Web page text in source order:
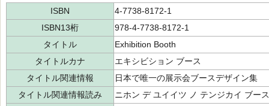
ISBN
4-7738-8172-1
ISBN13桁
978-4-7738-8172-1
タイトル
Exhibition Booth
タイトルカナ
エキシビション ブース
タイトル関連情報
日本で唯一の展示会ブースデザイン集
タイトル関連情報読み
ニホン デ ユイイツ ノ テンジカイ ブー